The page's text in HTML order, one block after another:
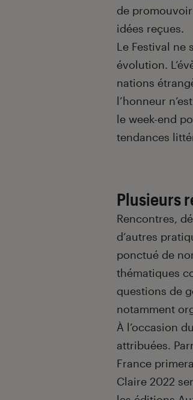
de
idées reçues.
Le Festival ne
évolution.
nations
l’honneur
le week-end
tendances
Plusieurs
Rencontres,
d’autres
ponctué de
thématiques
questions de
notamment
À l’occasion
attribuées.
France
Claire 2022